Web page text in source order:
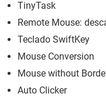
TinyTask
Remote Mouse:
Teclado SwiftKey
Mouse Conversion
Mouse without
Auto Clicker